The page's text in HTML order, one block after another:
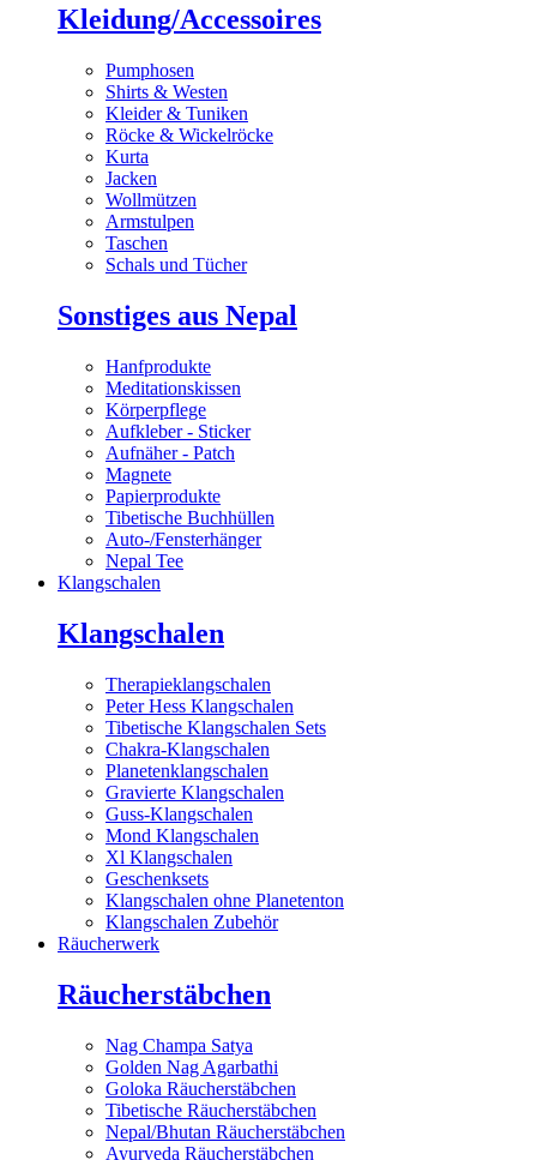
Kleidung/Accessoires
Pumphosen
Shirts & Westen
Kleider & Tuniken
Röcke & Wickelröcke
Kurta
Jacken
Wollmützen
Armstulpen
Taschen
Schals und Tücher
Sonstiges aus Nepal
Hanfprodukte
Meditationskissen
Körperpflege
Aufkleber - Sticker
Aufnäher - Patch
Magnete
Papierprodukte
Tibetische Buchhüllen
Auto-/Fensterhänger
Nepal Tee
Klangschalen
Klangschalen
Therapieklangschalen
Peter Hess Klangschalen
Tibetische Klangschalen Sets
Chakra-Klangschalen
Planetenklangschalen
Gravierte Klangschalen
Guss-Klangschalen
Mond Klangschalen
Xl Klangschalen
Geschenksets
Klangschalen ohne Planetenton
Klangschalen Zubehör
Räucherwerk
Räucherstäbchen
Nag Champa Satya
Golden Nag Agarbathi
Goloka Räucherstäbchen
Tibetische Räucherstäbchen
Nepal/Bhutan Räucherstäbchen
Ayurveda Räucherstäbchen